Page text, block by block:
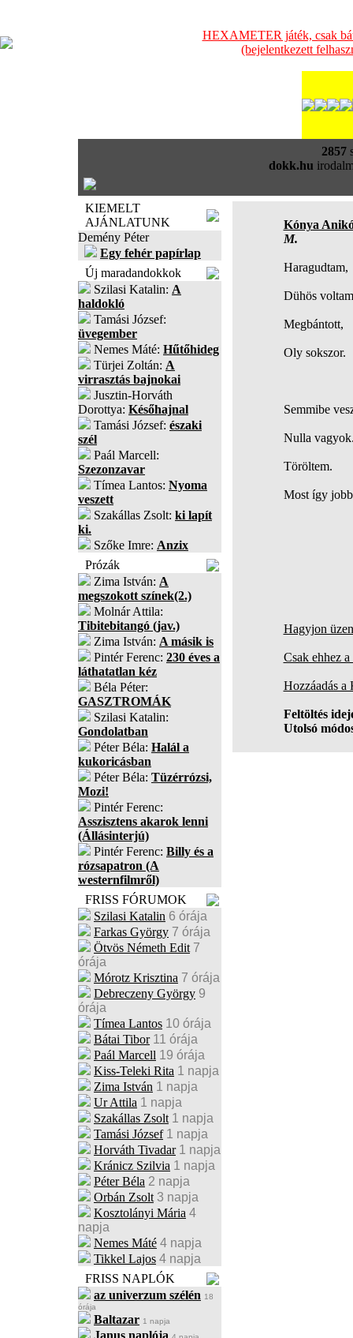
HEXAMETER játék, csak
(bejelentkezett
2857
dokk.hu
KIEMELT
AJÁNLATUNK
Demény Péter
Egy fehér papírlap
Új maradandokkok
Szilasi Katalin: A
haldokló
Tamási József:
üvegember
Nemes Máté: Hűtőhideg
Türjei Zoltán: A
virrasztás bajnokai
Jusztin-Horváth
Dorottya: Későhajnal
Tamási József: északi
szél
Paál Marcell:
Szezonzavar
Tímea Lantos: Nyoma
veszett
Szakállas Zsolt: ki lapít
ki.
Szőke Imre: Anzix
Prózák
Zima István: A
megszokott színek(2.)
Molnár Attila:
Tibitebitangó (jav.)
Zima István: A másik is
Pintér Ferenc: 230 éves a
láthatatlan kéz
Béla Péter:
GASZTROMÁK
Szilasi Katalin:
Gondolatban
Péter Béla: Halál a
kukoricásban
Péter Béla: Tüzérrózsi,
Mozi!
Pintér Ferenc:
Asszisztens akarok lenni
(Állásinterjú)
Pintér Ferenc: Billy és a
rózsapatron (A
westernfilmről)
FRISS FÓRUMOK
Szilasi Katalin 6 órája
Farkas György 7 órája
Ötvös Németh Edit 7
órája
Mórotz Krisztina 7 órája
Debreczeny György 9
órája
Tímea Lantos 10 órája
Bátai Tibor 11 órája
Paál Marcell 19 órája
Kiss-Teleki Rita 1 napja
Zima István 1 napja
Ur Attila 1 napja
Szakállas Zsolt 1 napja
Tamási József 1 napja
Horváth Tivadar 1 napja
Kránicz Szilvia 1 napja
Péter Béla 2 napja
Orbán Zsolt 3 napja
Kosztolányi Mária 4
napja
Nemes Máté 4 napja
Tikkel Lajos 4 napja
FRISS NAPLÓK
az univerzum szélén 18
órája
Baltazar 1 napja
Janus naplója
Kónya
M.
Haragudtam,
Dühös
Megbántott,
Oly sokszor.
Semmibe
Nulla
Töröltem.
Most így
Hagyjon
Csak ehhez
Hozzáadás
Feltöltés
Utolsó